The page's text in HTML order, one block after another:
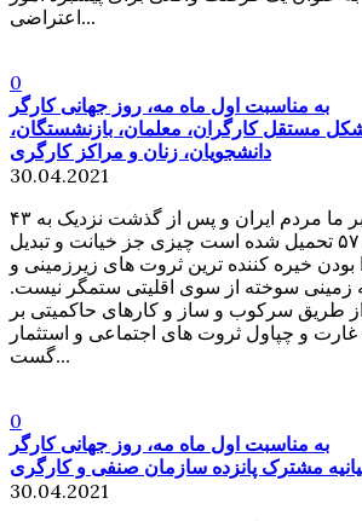
اعتراضی...
0
به مناسبت اول ماه مه، روز جهانی کارگر
مستقل کارگران، معلمان، بازنشستگان،
دانشجویان، زنان و مراکز کارگری
30.04.2021
آن چیزی که امروز بر ما مردم ایران و پس از گذشت نزدیک به ۴۳
سال پس از انقلاب ۵۷ تحمیل شده است چیزی جز خیانت و تبدیل
بودن خیره کننده ترین ثروت های زیرزمینی و
زمینی سوخته از سوی اقلیتی ستمگر نیست.
طریق سرکوب و ساز و کارهای حاکمیتی بر
غارت و چپاول ثروت های اجتماعی و استثمار
گست...
0
به مناسبت اول ماه مه، روز جهانی کارگر
مشترک پانزده سازمان صنفی و کارگری
30.04.2021